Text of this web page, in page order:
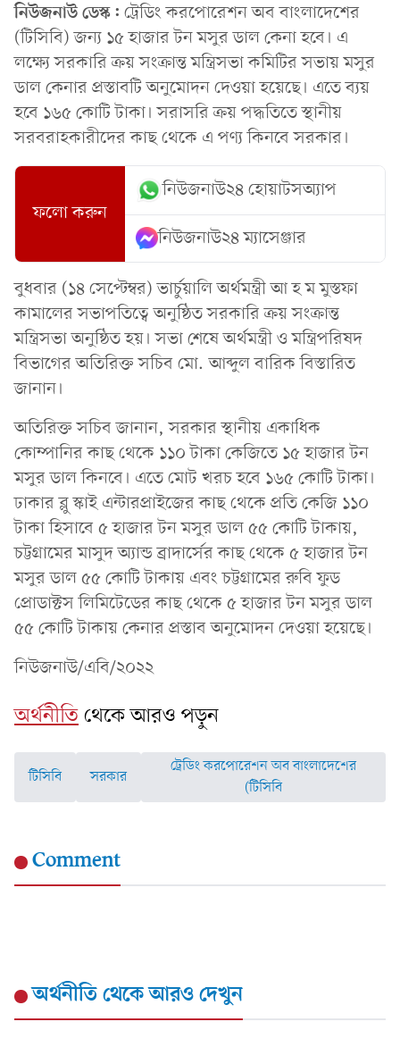
নিউজনাউ ডেস্ক: ট্রেডিং করপোরেশন অব বাংলাদেশের
(টিসিবি) জন্য ১৫ হাজার টন মসুর ডাল কেনা হবে। এ
লক্ষ্যে সরকারি ক্রয় সংক্রান্ত মন্ত্রিসভা কমিটির সভায় মসুর
ডাল কেনার প্রস্তাবটি অনুমোদন দেওয়া হয়েছে। এতে ব্যয়
হবে ১৬৫ কোটি টাকা। সরাসরি ক্রয় পদ্ধতিতে স্থানীয়
সরবরাহকারীদের কাছ থেকে এ পণ্য কিনবে সরকার।
ফলো করুন
নিউজনাউ২৪ হোয়াটসঅ্যাপ
নিউজনাউ২৪ ম্যাসেঞ্জার
বুধবার (১৪ সেপ্টেম্বর) ভার্চুয়ালি অর্থমন্ত্রী আ হ ম মুস্তফা
কামালের সভাপতিত্বে অনুষ্ঠিত সরকারি ক্রয় সংক্রান্ত
মন্ত্রিসভা অনুষ্ঠিত হয়। সভা শেষে অর্থমন্ত্রী ও মন্ত্রিপরিষদ
বিভাগের অতিরিক্ত সচিব মো. আব্দুল বারিক বিস্তারিত
জানান।
অতিরিক্ত সচিব জানান, সরকার স্থানীয় একাধিক
কোম্পানির কাছ থেকে ১১০ টাকা কেজিতে ১৫ হাজার টন
মসুর ডাল কিনবে। এতে মোট খরচ হবে ১৬৫ কোটি টাকা।
ঢাকার ব্লু স্কাই এন্টারপ্রাইজের কাছ থেকে প্রতি কেজি ১১০
টাকা হিসাবে ৫ হাজার টন মসুর ডাল ৫৫ কোটি টাকায়,
চট্টগ্রামের মাসুদ অ্যান্ড ব্রাদার্সের কাছ থেকে ৫ হাজার টন
মসুর ডাল ৫৫ কোটি টাকায় এবং চট্টগ্রামের রুবি ফুড
প্রোডাক্টস লিমিটেডের কাছ থেকে ৫ হাজার টন মসুর ডাল
৫৫ কোটি টাকায় কেনার প্রস্তাব অনুমোদন দেওয়া হয়েছে।
নিউজনাউ/এবি/২০২২
অর্থনীতিথেকে আরও পড়ুন
টিসিবি সরকার
ট্রেডিং করপোরেশন অব বাংলাদেশের
(টিসিবি
Comment
অর্থনীতিথেকে আরও দেখুন